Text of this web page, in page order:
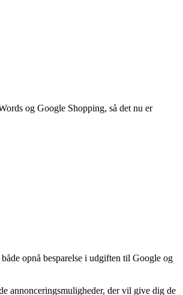
og Google Shopping, så det nu er
opnå besparelse i udgiften til Google og
annonceringsmuligheder, der vil give dig de